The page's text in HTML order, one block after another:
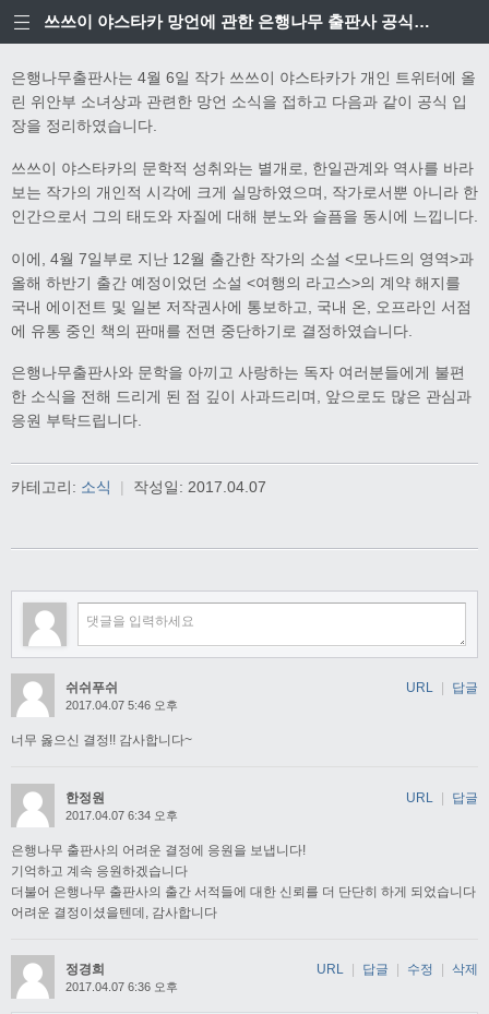
쓰쓰이 야스타카 망언에 관한 은행나무 출판사 공식입장
은행나무출판사는 4월 6일 작가 쓰쓰이 야스타카가 개인 트위터에 올
린 위안부 소녀상과 관련한 망언 소식을 접하고 다음과 같이 공식 입
장을 정리하였습니다.
쓰쓰이 야스타카의 문학적 성취와는 별개로, 한일관계와 역사를 바라
보는 작가의 개인적 시각에 크게 실망하였으며, 작가로서뿐 아니라 한
인간으로서 그의 태도와 자질에 대해 분노와 슬픔을 동시에 느낍니다.
이에, 4월 7일부로 지난 12월 출간한 작가의 소설 <모나드의 영역>과
올해 하반기 출간 예정이었던 소설 <여행의 라고스>의 계약 해지를
국내 에이전트 및 일본 저작권사에 통보하고, 국내 온, 오프라인 서점
에 유통 중인 책의 판매를 전면 중단하기로 결정하였습니다.
은행나무출판사와 문학을 아끼고 사랑하는 독자 여러분들에게 불편
한 소식을 전해 드리게 된 점 깊이 사과드리며, 앞으로도 많은 관심과
응원 부탁드립니다.
카테고리: 소식 | 작성일: 2017.04.07
쉬쉬푸쉬
2017.04.07 5:46 오후
너무 옳으신 결정!! 감사합니다~
URL | 답글
한정원
2017.04.07 6:34 오후
은행나무 출판사의 어려운 결정에 응원을 보냅니다!
기억하고 계속 응원하겠습니다
더불어 은행나무 출판사의 출간 서적들에 대한 신뢰를 더 단단히 하게 되었습니다
어려운 결정이셨을텐데, 감사합니다
URL | 답글
정경희
2017.04.07 6:36 오후
URL 답글 수정 삭제